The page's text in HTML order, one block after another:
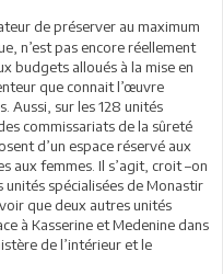
de préserver au maximum
n’est pas encore réellement
budgets alloués à la mise en
que connait l’œuvre
Aussi, sur les 128 unités
commissariats de la sûreté
d’un espace réservé aux
aux femmes. Il s’agit, croit –on
spécialisées de Monastir
que deux autres unités
à Kasserine et Medenine dans
de l’intérieur et le